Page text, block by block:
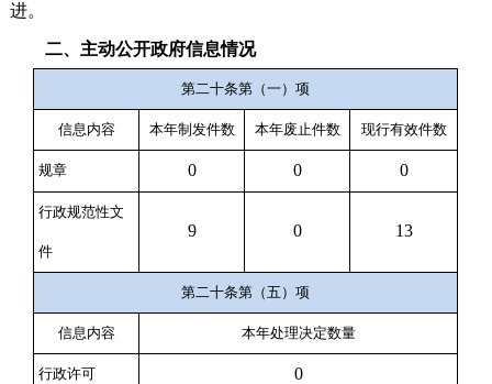
进。
二、主动公开政府信息情况
第二十条第（一）项
信息内容 本年制 发件数 本年废止件数 现行有效件数
规章 0 0 0
行政规范性文
件
9 0 13
第二十条第（五）项
信息内容 本年处理决定数量
行政许可 0